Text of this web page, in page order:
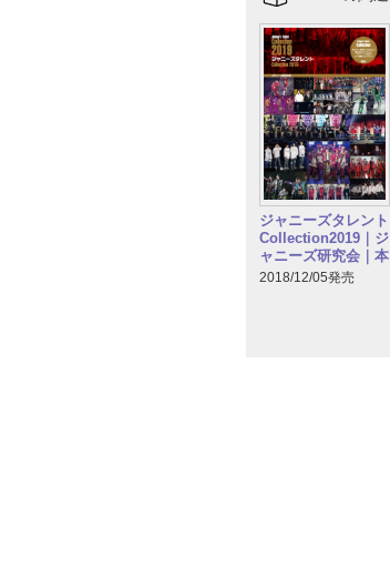
ジャニーズタレント
Collection2019｜ジ
ャニーズ研究会｜本
2018/12/05発売